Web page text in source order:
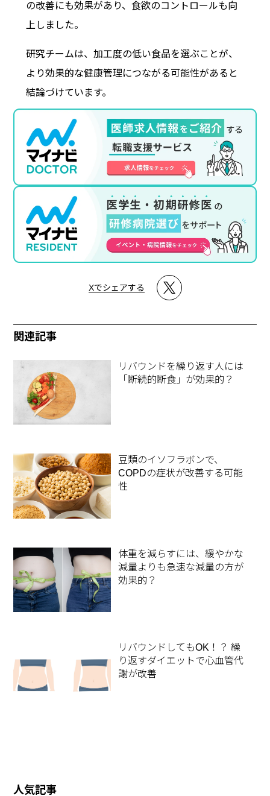
の改善にも効果があり、食欲のコントロールも向
上しました。
研究チームは、加工度の低い食品を選ぶことが、
より効果的な健康管理につながる可能性があると
結論づけています。
Xでシェアする
関連記事
リバウンドを繰り返す人には
「断続的断食」が効果的？
豆類のイソフラボンで、
COPDの症状が改善する可能
性
体重を減らすには、緩やかな
減量よりも急速な減量の方が
効果的？
リバウンドしてもOK！？ 繰
り返すダイエットで心血管代
謝が改善
人気記事